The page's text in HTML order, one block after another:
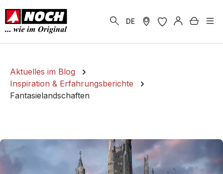
springen
DE
Aktuelles im Blog
Inspiration & Erfahrungsberichte
Fantasielandschaften